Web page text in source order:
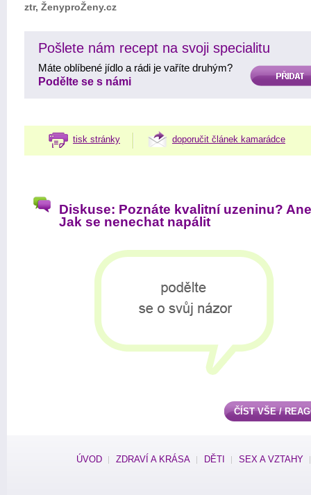
ztr, ŽenyproŽeny.cz
Pošlete nám recept na svoji specialitu
PŘIDAT
Máte oblíbené jídlo a rádi je vaříte druhým?
Podělte se s námi
tisk stránky doporučit článek kamarádce
Diskuse: Poznáte kvalitní uzeninu?
Jak se nenechat napálit
ČÍST VŠE /
ÚVOD ZDRAVÍ A KRÁSA DĚTI SEX A VZTAHY